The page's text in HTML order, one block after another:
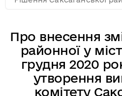
Про внесення
районної у
грудня 2020
утворення
комітету